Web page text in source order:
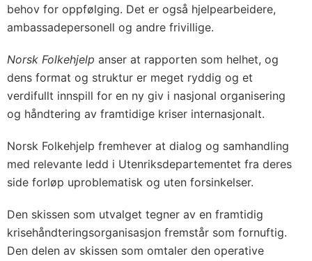
behov for oppfølging. Det er også hjelpearbeidere,
ambassadepersonell og andre frivillige.
Norsk Folkehjelp anser at rapporten som helhet, og
dens format og struktur er meget ryddig og et
verdifullt innspill for en ny giv i nasjonal organisering
og håndtering av framtidige kriser internasjonalt.
Norsk Folkehjelp fremhever at dialog og samhandling
med relevante ledd i Utenriksdepartementet fra deres
side forløp uproblematisk og uten forsinkelser.
Den skissen som utvalget tegner av en framtidig
krisehåndteringsorganisasjon fremstår som fornuftig.
Den delen av skissen som omtaler den operative